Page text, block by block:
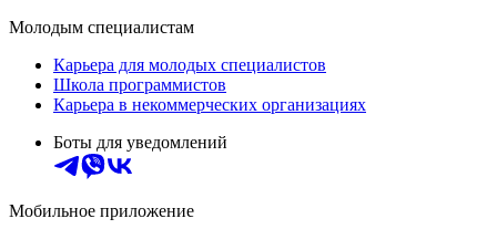
Молодым специалистам
Карьера для молодых специалистов
Школа программистов
Карьера в некоммерческих организациях
Боты для уведомлений
Мобильное приложение